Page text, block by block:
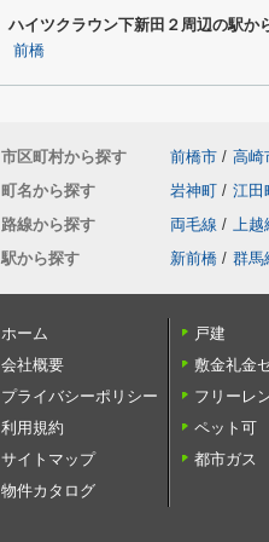
ハイツクラウン下新田２周辺の駅か
前橋
市区町村から探す 前橋市 / 高崎
町名から探す
岩神町 / 江田
路線から探す
両毛線 / 上越
駅から探す
新前橋 / 群馬
ホーム
会社概要
プライバシーポリシー
利用規約
サイトマップ
物件カタログ
戸建
敷金礼金
フリーレ
ペット可
都市ガス